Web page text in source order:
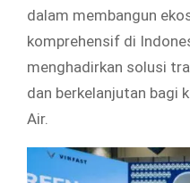
dalam membangun
komprehensif di
menghadirkan solusi
dan berkelanjutan bagi
Air.